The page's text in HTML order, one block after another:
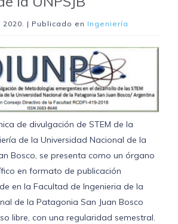
2020 . | Publicado en Ingeniería
de divulgación de STEM de la
de la Universidad Nacional de la
Bosco, se presenta como un órgano
en formato de publicación
en la Facultad de Ingenieria de la
de la Patagonia San Juan Bosco
libre, con una regularidad semestral.